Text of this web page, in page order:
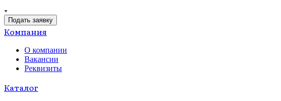
Подать заявку
Компания
О компании
Вакансии
Реквизиты
Каталог